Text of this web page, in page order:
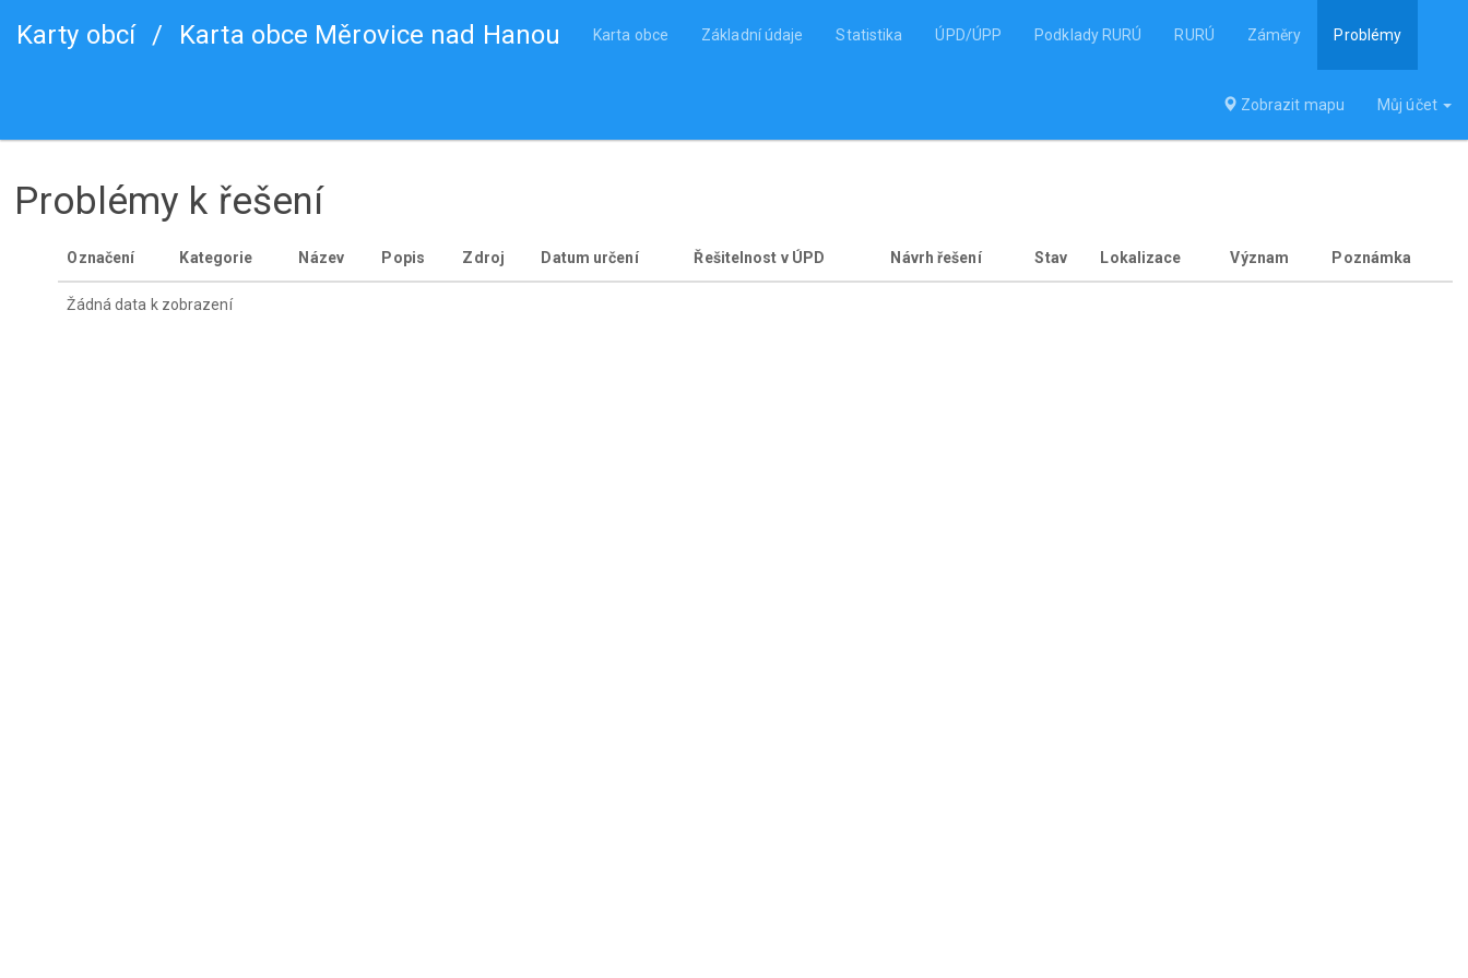
Karty obcí / Karta obce Měrovice nad Hanou Karta obce Základní údaje Statistika ÚPD/ÚPP Podklady RURÚ RURÚ Záměry Problémy
Zobrazit mapu Můj účet
Problémy k řešení
Označení Kategorie Název Popis Zdroj Datum určení Řešitelnost v ÚPD Návrh řešení Stav Lokalizace Význam Poznámka
Žádná data k zobrazení